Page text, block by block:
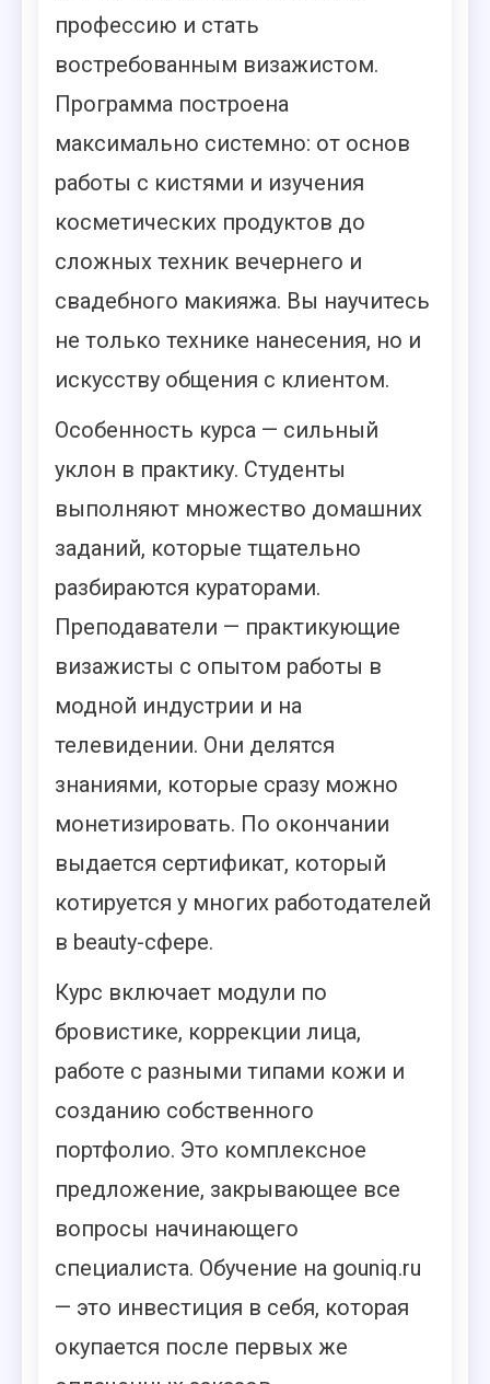
профессию и стать
востребованным визажистом.
Программа построена
максимально системно: от основ
работы с кистями и изучения
косметических продуктов до
сложных техник вечернего и
свадебного макияжа. Вы научитесь
не только технике нанесения, но и
искусству общения с клиентом.
Особенность курса — сильный
уклон в практику. Студенты
выполняют множество домашних
заданий, которые тщательно
разбираются кураторами.
Преподаватели — практикующие
визажисты с опытом работы в
модной индустрии и на
телевидении. Они делятся
знаниями, которые сразу можно
монетизировать. По окончании
выдается сертификат, который
котируется у многих работодателей
в beauty-сфере.
Курс включает модули по
бровистике, коррекции лица,
работе с разными типами кожи и
созданию собственного
портфолио. Это комплексное
предложение, закрывающее все
вопросы начинающего
специалиста. Обучение на gouniq.ru
— это инвестиция в себя, которая
окупается после первых же